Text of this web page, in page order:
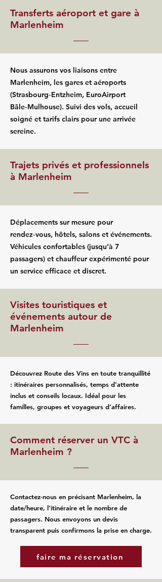
Transferts aéroport et gare à
Marlenheim
Nous assurons vos liaisons entre
Marlenheim, les gares et aéroports
(Strasbourg‑Entzheim, EuroAirport
Bâle‑Mulhouse). Suivi des vols, accueil
soigné et tarifs clairs pour une arrivée
sereine.
Trajets privés et professionnels
à Marlenheim
Déplacements sur mesure pour
rendez‑vous, hôtels, salons et événements.
Véhicules confortables (jusqu’à 7
passagers) et chauffeur expérimenté pour
un service efficace et discret.
Visites touristiques et
événements autour de
Marlenheim
Découvrez Route des Vins en toute tranquillité
: itinéraires personnalisés, temps d’attente
inclus et conseils locaux. Idéal pour les
familles, groupes et voyageurs d’affaires.
Comment réserver un VTC à
Marlenheim ?
Contactez‑nous en précisant Marlenheim, la
date/heure, l’itinéraire et le nombre de
passagers. Nous envoyons un devis
transparent puis confirmons la prise en charge.
faire ma réservation